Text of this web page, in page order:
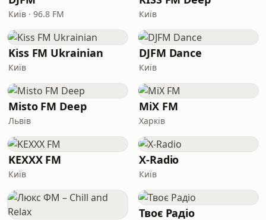
Київ · 96.8 FM Київ
Kiss FM Ukrainian
Київ
DJFM Dance
Київ
Misto FM Deep
Львів
MiX FM
Харків
KEXXX FM
Київ
X-Radio
Київ
Твоє Радіо